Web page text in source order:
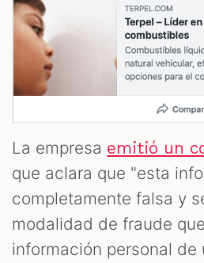
La empresa emitió un
que aclara que "esta
completamente falsa y
modalidad de fraude
información personal de